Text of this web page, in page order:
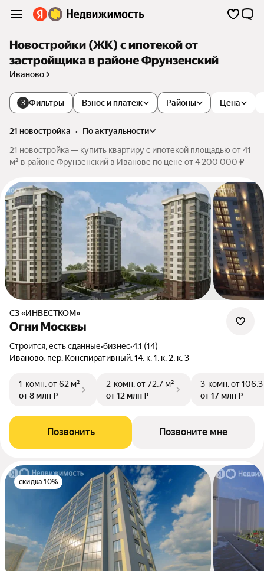
Новостройки (ЖК) с ипотекой от
застройщика в районе Фрунзенский
Иваново
3 Фильтры Цена
Взнос и платёж Районы
21 новостройка •
по актуальности
21 новостройка — купить квартиру с ипотекой площадью от 41
м² в районе Фрунзенский в Иванове по цене от 4 200 000 ₽
СЗ «ИНВЕСТКОМ»
Огни Москвы
Строится, есть сданные•бизнес•4.1 (14)
Иваново, пер. Конспиративный, 14, к. 1, к. 2, к. 3
1-комн.от 62 м²
от 8 млн ₽
2-комн.от 72,7 м²
от 12 млн ₽
3-комн.от
от 17 млн ₽
Позвонить Позвоните мне
скидка 10%